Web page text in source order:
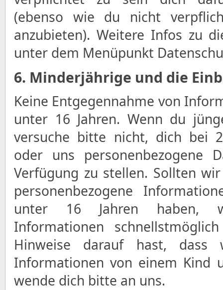
(ebenso wie du nicht
anzubieten). Weitere Infos zu
unter dem Menüpunkt
6. Minderjährige und die
Keine Entgegennahme von
unter 16 Jahren. Wenn du
versuche bitte nicht, dich bei
oder uns personenbezogene
Verfügung zu stellen. Sollten
personenbezogene
unter 16 Jahren haben,
Informationen
Hinweise darauf hast,
Informationen von einem Kind
wende dich bitte an uns.